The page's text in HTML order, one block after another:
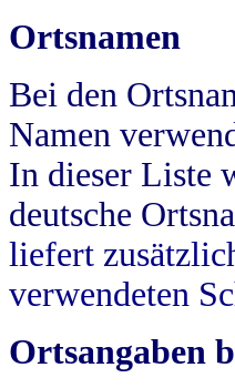
Ortsnamen
Bei den
Namen
In dieser Liste
deutsche
liefert
verwendeten
Ortsangaben